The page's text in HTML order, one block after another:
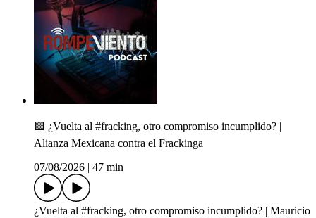
🟩 ¿Vuelta al #fracking, otro compromiso incumplido? |
Alianza Mexicana contra el Frackinga
07/08/2026
47 min
¿Vuelta al #fracking, otro compromiso incumplido? | Mauricio